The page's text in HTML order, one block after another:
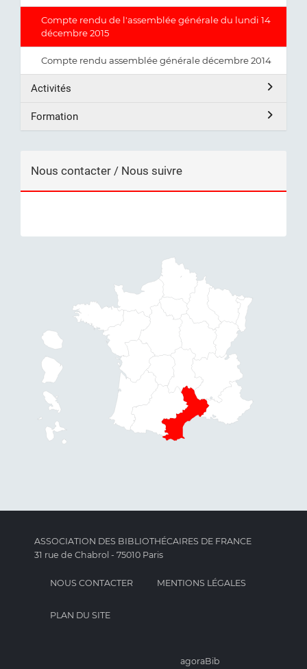
Compte rendu de l'assemblée générale du lundi 14
décembre 2015
Compte rendu assemblée générale décembre 2014
Activités
Formation
Nous contacter / Nous suivre
ASSOCIATION DES BIBLIOTHÉCAIRES DE FRANCE
31 rue de Chabrol - 75010 Paris
NOUS CONTACTER MENTIONS LÉGALES
PLAN DU SITE
agoraBib